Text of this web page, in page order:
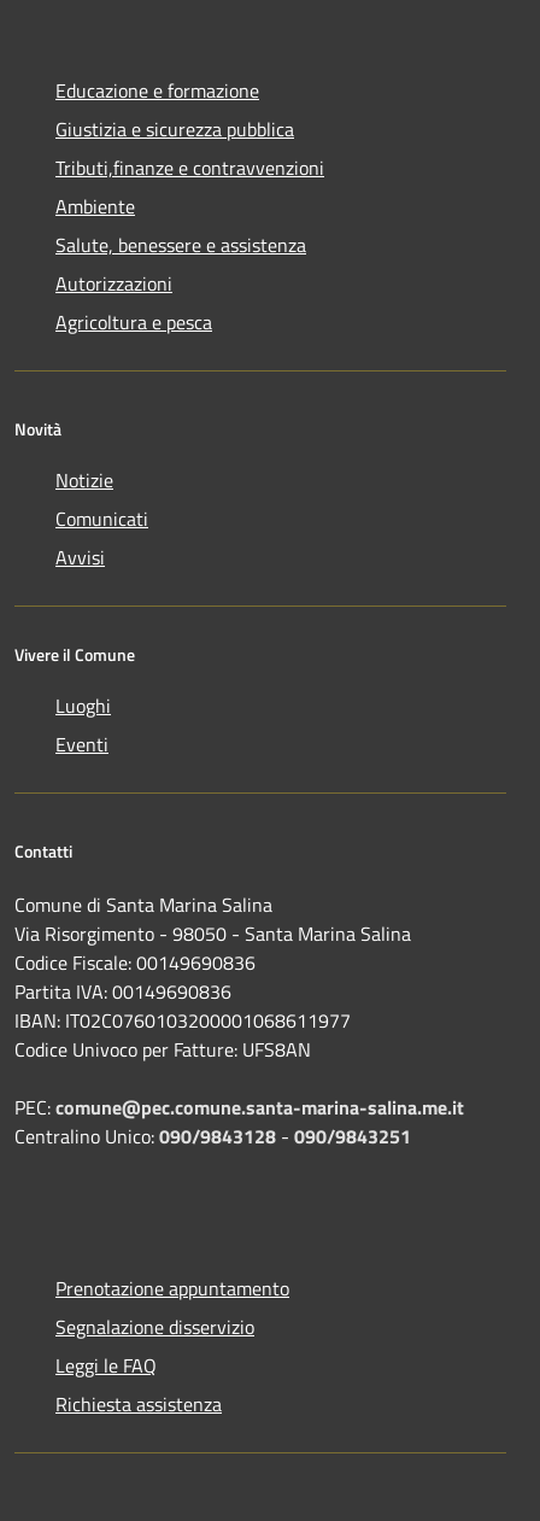
Educazione e formazione
Giustizia e sicurezza pubblica
Tributi,finanze e contravvenzioni
Ambiente
Salute, benessere e assistenza
Autorizzazioni
Agricoltura e pesca
Novità
Notizie
Comunicati
Avvisi
Vivere il Comune
Luoghi
Eventi
Contatti
Comune di Santa Marina Salina
Via Risorgimento - 98050 - Santa Marina Salina
Codice Fiscale: 00149690836
Partita IVA: 00149690836
IBAN: IT02C0760103200001068611977
Codice Univoco per Fatture: UFS8AN
PEC:comune@pec.comune.santa-marina-salina.me.it
Centralino Unico:090/9843128 - 090/9843251
Prenotazione appuntamento
Segnalazione disservizio
Leggi le FAQ
Richiesta assistenza